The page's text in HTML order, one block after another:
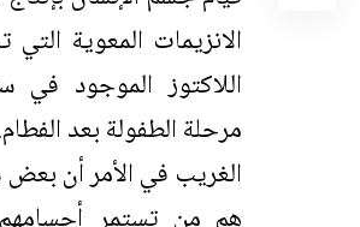
الانزيمات المعوية
اللاكتوز الموجود
مرحلة الطفولة بعد
الغريب في الأمر أن